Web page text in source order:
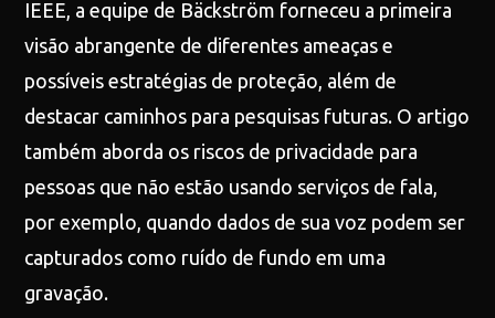
IEEE, a equipe de Bäckström forneceu a primeira
visão abrangente de diferentes ameaças e
possíveis estratégias de proteção, além de
destacar caminhos para pesquisas futuras. O artigo
também aborda os riscos de privacidade para
pessoas que não estão usando serviços de fala,
por exemplo, quando dados de sua voz podem ser
capturados como ruído de fundo em uma
gravação.